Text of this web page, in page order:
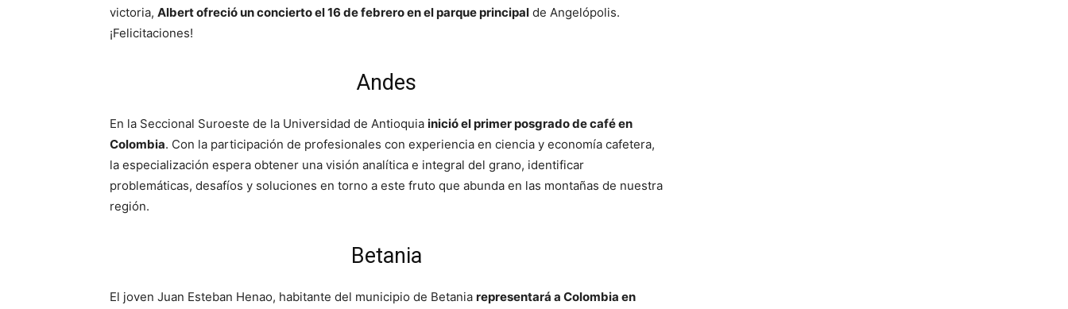
victoria, Albert ofreció un concierto el 16 de febrero en el parque principal de Angelópolis.
¡Felicitaciones!
Andes
En la Seccional Suroeste de la Universidad de Antioquia inició el primer posgrado de café en
Colombia. Con la participación de profesionales con experiencia en ciencia y economía cafetera,
la especialización espera obtener una visión analítica e integral del grano, identificar
problemáticas, desafíos y soluciones en torno a este fruto que abunda en las montañas de nuestra
región.
Betania
El joven Juan Esteban Henao, habitante del municipio de Betania representará a Colombia en